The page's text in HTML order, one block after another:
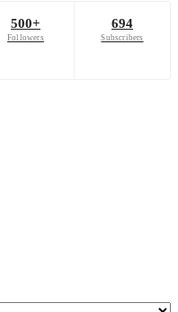
500+
Followers
694
Subscribers